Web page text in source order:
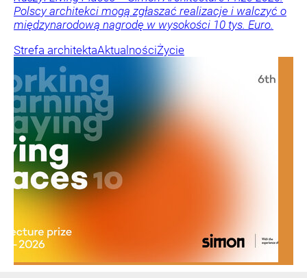
Polscy architekci mogą zgłaszać realizacje i walczyć o
międzynarodową nagrodę w wysokości 10 tys. Euro.
Strefa architektaAktualnościŻycie